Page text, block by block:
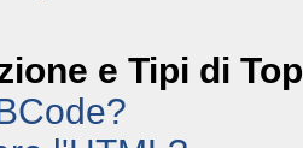
e Tipi di